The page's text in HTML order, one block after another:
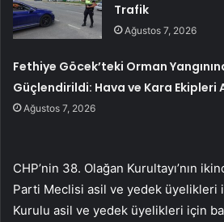
Trafik
Ağustos 7, 2026
Fethiye Göcek’teki Orman
Güçlendirildi: Hava ve Kara Ekipleri
Ağustos 7, 2026
CHP’nin 38. Olağan Kurultayı’nın
Parti Meclisi asil ve yedek üyelikleri
Kurulu asil ve yedek üyelikleri için